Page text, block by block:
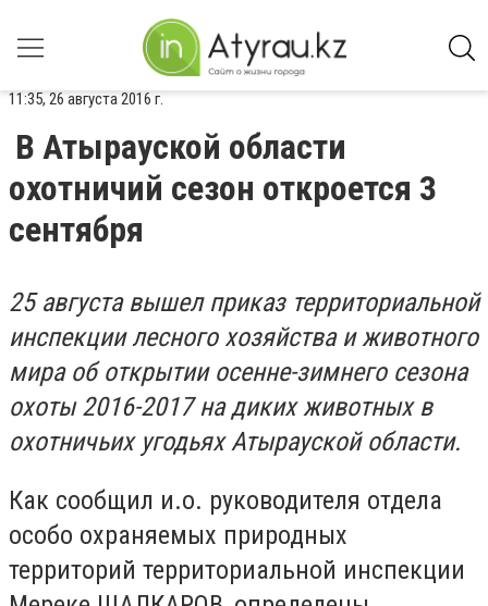
11:35, 26 августа 2016 г.
В Атырауской области
охотничий сезон откроется 3
сентября
25 августа вышел приказ территориальной
инспекции лесного хозяйства и животного
мира об открытии осенне-зимнего сезона
охоты 2016-2017 на диких животных в
охотничьих угодьях Атырауской области.
Как сообщил и.о. руководителя отдела
особо охраняемых природных
территорий территориальной инспекции